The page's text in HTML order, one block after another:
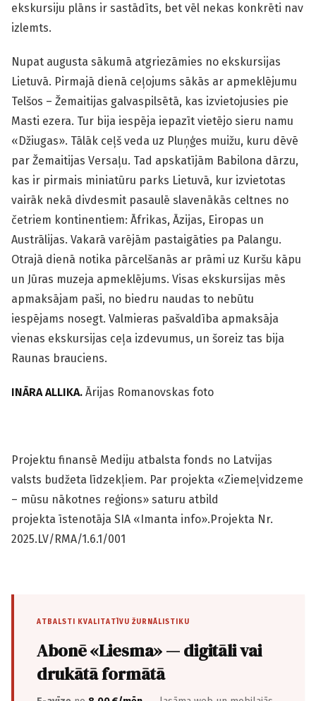
ekskursiju plāns ir sastādīts, bet vēl nekas konkrēti nav
izlemts.
Nupat augusta sākumā atgriezāmies no ekskursijas
Lietuvā. Pirmajā dienā ceļojums sākās ar apmeklējumu
Telšos – Žemaitijas galvaspilsētā, kas izvietojusies pie
Masti ezera. Tur bija iespēja iepazīt vietējo sieru namu
«Džiugas». Tālāk ceļš veda uz Pluņģes muižu, kuru dēvē
par Žemaitijas Versaļu. Tad apskatījām Babilona dārzu,
kas ir pirmais miniatūru parks Lietuvā, kur izvietotas
vairāk nekā divdesmit pasaulē slavenākās celtnes no
četriem kontinentiem: Āfrikas, Āzijas, Eiropas un
Austrālijas. Vakarā varējām pastaigāties pa Palangu.
Otrajā dienā notika pārcelšanās ar prāmi uz Kuršu kāpu
un Jūras muzeja apmeklējums. Visas ekskursijas mēs
apmaksājam paši, no biedru naudas to nebūtu
iespējams nosegt. Valmieras pašvaldība apmaksāja
vienas ekskursijas ceļa izdevumus, un šoreiz tas bija
Raunas brauciens.
INĀRA ALLIKA. Ārijas Romanovskas foto
Projektu finansē Mediju atbalsta fonds no Latvijas
valsts budžeta līdzekļiem. Par projekta «Ziemeļvidzeme
– mūsu nākotnes reģions» saturu atbild
projekta īstenotāja SIA «Imanta info».Projekta Nr.
2025.LV/RMA/1.6.1/001
ATBALSTI KVALITATĪVU ŽURNĀLISTIKU
Abonē «Liesma» — digitāli vai
drukātā formātā